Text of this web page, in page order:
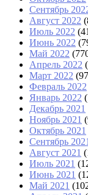
Сентябрь
Август 2022
Июль 2022
Июнь 2022
Май 2022
Апрель 2022
Март 2022
Февраль 2022
Январь 2022
Декабрь 2021
Ноябрь 2021
Октябрь 2021
Сентябрь 2021
Август 2021
Июль 2021
Июнь 2021
Май 2021